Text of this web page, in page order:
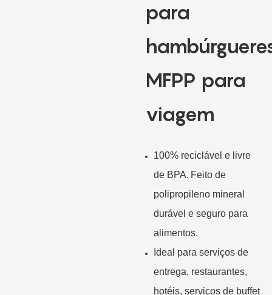
para
MFPP para
viagem
100% reciclável e livre
de BPA. Feito de
polipropileno mineral
durável e seguro para
alimentos.
Ideal para serviços de
entrega, restaurantes,
hotéis, serviços de buffet